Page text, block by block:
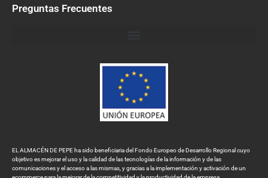
Preguntas Frecuentes
EL ALMACÉN DE PEPE ha sido beneficiaria del Fondo Europeo de Desarrollo Regional cuyo
objetivo es mejorar el uso y la calidad de las tecnologías de la información y de las
comunicaciones y el acceso a las mismas, y gracias a la implementación y activación de un